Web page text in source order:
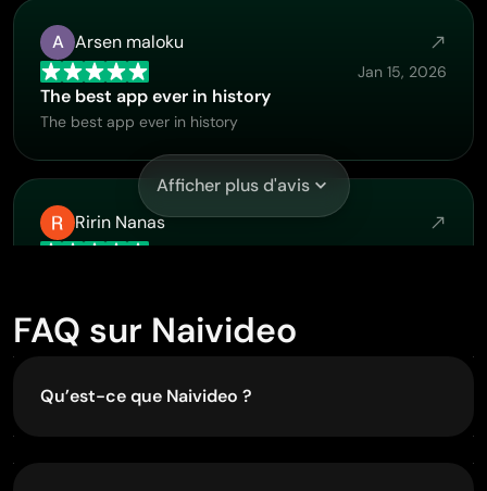
A Arsen maloku
Jan 15, 2026
The best app ever in history
The best app ever in history
Ririn Nanas
paid and free, to be used as content material for
personal or commercial purposes.
Afficher plus d'avis
FAQ sur Naivideo
Qu’est-ce que Naivideo ?